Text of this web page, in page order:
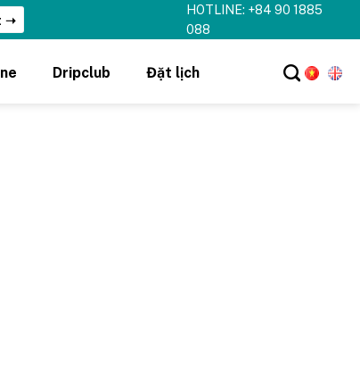
➝
HOTLINE: +84 90 1885
088
Dripclub Đặt lịch